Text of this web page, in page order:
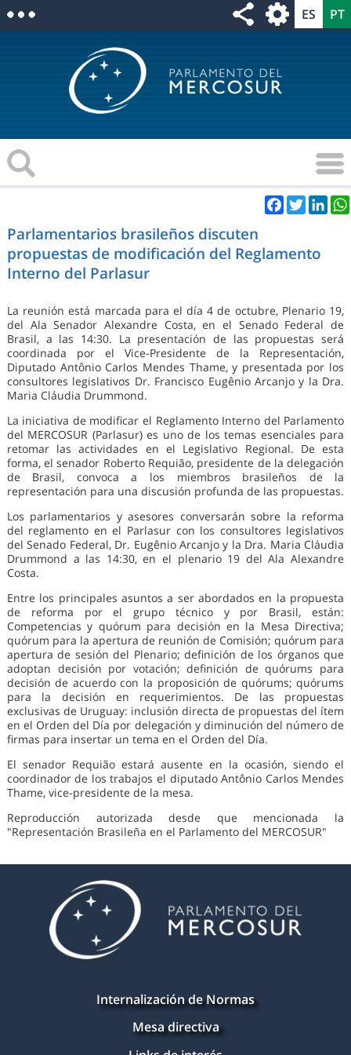
Facebook
Twitter
Parlamentarios brasileños discuten
propuestas de modificación del Reglamento
Interno del Parlasur
La reunión está marcada para el día 4 de octubre, Plenario 19,
del Ala Senador Alexandre Costa, en el Senado Federal de
Brasil, a las 14:30. La presentación de las propuestas será
coordinada por el Vice-Presidente de la Representación,
Diputado Antônio Carlos Mendes Thame, y presentada por los
consultores legislativos Dr. Francisco Eugênio Arcanjo y la Dra.
Maria Cláudia Drummond.
La iniciativa de modificar el Reglamento Interno del Parlamento
del MERCOSUR (Parlasur) es uno de los temas esenciales para
retomar las actividades en el Legislativo Regional. De esta
forma, el senador Roberto Requião, presidente de la delegación
de Brasil, convoca a los miembros brasileños de la
representación para una discusión profunda de las propuestas.
Los parlamentarios y asesores conversarán sobre la reforma
del reglamento en el Parlasur con los consultores legislativos
del Senado Federal, Dr. Eugênio Arcanjo y la Dra. Maria Cláudia
Drummond a las 14:30, en el plenario 19 del Ala Alexandre
Costa.
Entre los principales asuntos a ser abordados en la propuesta
de reforma por el grupo técnico y por Brasil, están:
Competencias y quórum para decisión en la Mesa Directiva;
quórum para la apertura de reunión de Comisión; quórum para
apertura de sesión del Plenario; definición de los órganos que
adoptan decisión por votación; definición de quórums para
decisión de acuerdo con la proposición de quórums; quórums
para la decisión en requerimientos. De las propuestas
exclusivas de Uruguay: inclusión directa de propuestas del ítem
en el Orden del Día por delegación y diminución del número de
firmas para insertar un tema en el Orden del Día.
El senador Requião estará ausente en la ocasión, siendo el
coordinador de los trabajos el diputado Antônio Carlos Mendes
Thame, vice-presidente de la mesa.
Reproducción autorizada desde que mencionada la
"Representación Brasileña en el Parlamento del MERCOSUR"
Internalización de Normas
Mesa directiva